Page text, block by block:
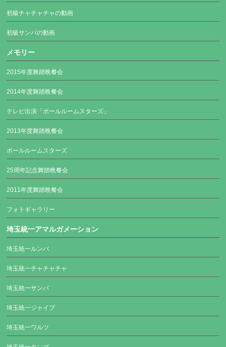
初級チャチャチャの動画
初級サンバの動画
メモリー
2015年度舞踏晩餐会
2014年度舞踏晩餐会
テレビ出演「ボールルームスターズ」
2013年度舞踏晩餐会
ボールルームスターズ
25周年記念舞踏晩餐会
2011年度舞踏晩餐会
フォトギャラリー
埼玉統一アマルガメーション
埼玉統一ルンバ
埼玉統一チャチャチャ
埼玉統一サンバ
埼玉統一ジャイブ
埼玉統一ワルツ